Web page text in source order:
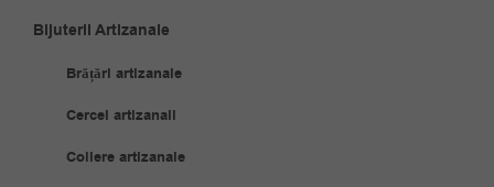
Bijuterii Artizanale
Brățări artizanale
Cercei artizanali
Coliere artizanale